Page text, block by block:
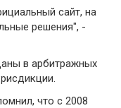
сайт, на
решения", -
в арбитражных
что с 2008